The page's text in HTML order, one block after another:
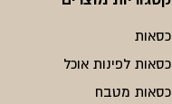
כסאות
כסאות לפינות אוכל
כסאות מטבח